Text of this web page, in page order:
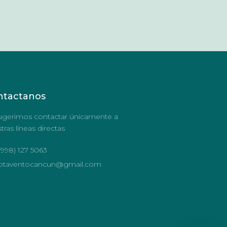
contactar únicamente a
líneas directas
127 5063